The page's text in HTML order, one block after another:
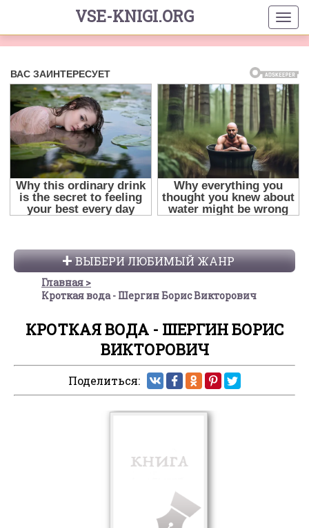
VSE-KNIGI.ORG
ВЫБЕРИ ЛЮБИМЫЙ ЖАНР
Главная
Кроткая вода - Шергин Борис Викторович
КРОТКАЯ ВОДА - ШЕРГИН БОРИС
ВИКТОРОВИЧ
Поделиться: